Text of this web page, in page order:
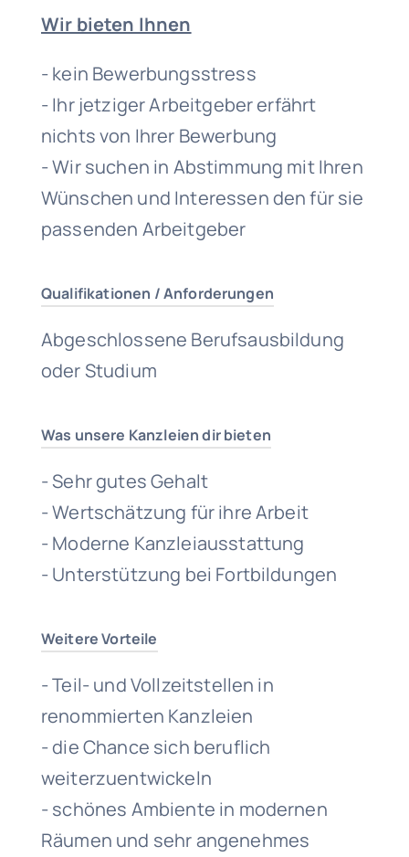
Wir bieten Ihnen
- kein Bewerbungsstress
- Ihr jetziger Arbeitgeber erfährt
nichts von Ihrer Bewerbung
- Wir suchen in Abstimmung mit Ihren
Wünschen und Interessen den für sie
passenden Arbeitgeber
Qualifikationen / Anforderungen
Abgeschlossene Berufsausbildung
oder Studium
Was unsere Kanzleien dir bieten
- Sehr gutes Gehalt
- Wertschätzung für ihre Arbeit
- Moderne Kanzleiausstattung
- Unterstützung bei Fortbildungen
Weitere Vorteile
- Teil- und Vollzeitstellen in
renommierten Kanzleien
- die Chance sich beruflich
weiterzuentwickeln
- schönes Ambiente in modernen
Räumen und sehr angenehmes